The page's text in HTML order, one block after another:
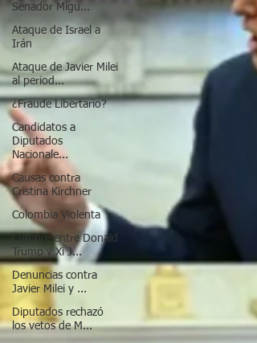
Senador Migu...
Ataque de Israel a
Irán
Ataque de Javier Milei
al period...
¿Fraude Libertario?
Candidatos a
Diputados
Nacionale...
Causas contra
Cristina Kirchner
Colombia Violenta
Cumbre entre Donald
Trump y Xi J...
Denuncias contra
Javier Milei y ...
Diputados rechazó
los vetos de M...